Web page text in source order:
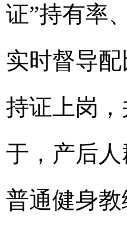
证”持有率
实时督导
持证上岗
于，产后
普通健身